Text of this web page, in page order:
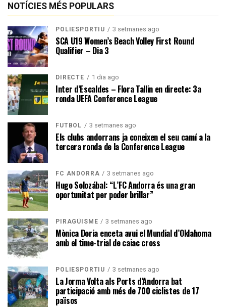
NOTÍCIES MÉS POPULARS
POLIESPORTIU 3 setmanes ago
SCA U19 Women’s Beach Volley First Round
Qualifier – Dia 3
DIRECTE 1 dia ago
Inter d’Escaldes – Flora Tallin en directe: 3a
ronda UEFA Conference League
FUTBOL 3 setmanes ago
Els clubs andorrans ja coneixen el seu camí a la
tercera ronda de la Conference League
FC ANDORRA 3 setmanes ago
Hugo Solozábal: “L’FC Andorra és una gran
oportunitat per poder brillar”
PIRAGÜISME 3 setmanes ago
Mònica Doria enceta avui el Mundial d’Oklahoma
amb el time-trial de caiac cross
POLIESPORTIU 3 setmanes ago
La Jorma Volta als Ports d’Andorra bat
participació amb més de 700 ciclistes de 17
països